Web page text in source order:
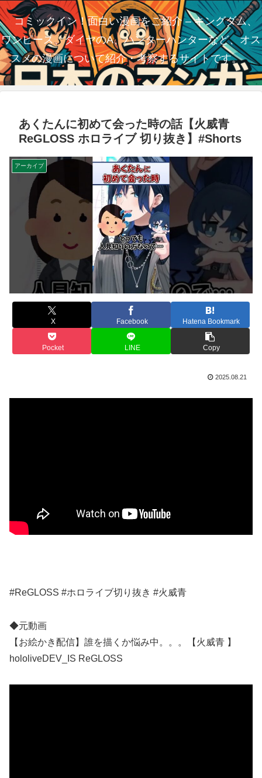
コミックイン！面白い漫画をご紹介 – キングダム、
ワンピース、ダイヤのA、ハンターハンターなど、オス
スメの漫画について紹介・考察するサイトです。
あくたんに初めて会った時の話【火威青
ReGLOSS ホロライブ 切り抜き】#Shorts
アーカイブ
X Facebook Hatena Bookmark
Pocket LINE Copy
2025.08.21
#ReGLOSS #ホロライブ切り抜き #火威青
◆元動画
【お絵かき配信】誰を描くか悩み中。。。【火威青 】
hololiveDEV_IS ReGLOSS